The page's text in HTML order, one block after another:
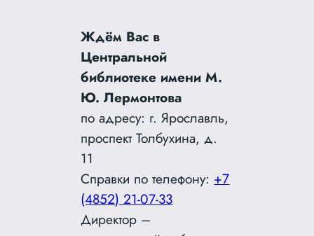
Ждём Вас в
Центральной
библиотеке имени М.
Ю. Лермонтова
по адресу: г. Ярославль,
проспект Толбухина, д.
11
Справки по телефону: +7
(4852) 21-07-33
Директор –